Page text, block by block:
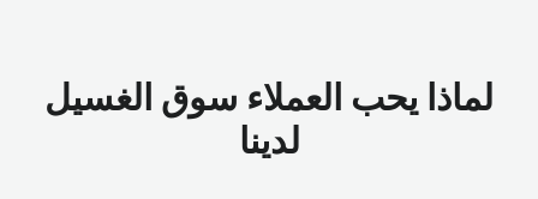
لماذا يحب العملاء سوق الغسيل
لدينا